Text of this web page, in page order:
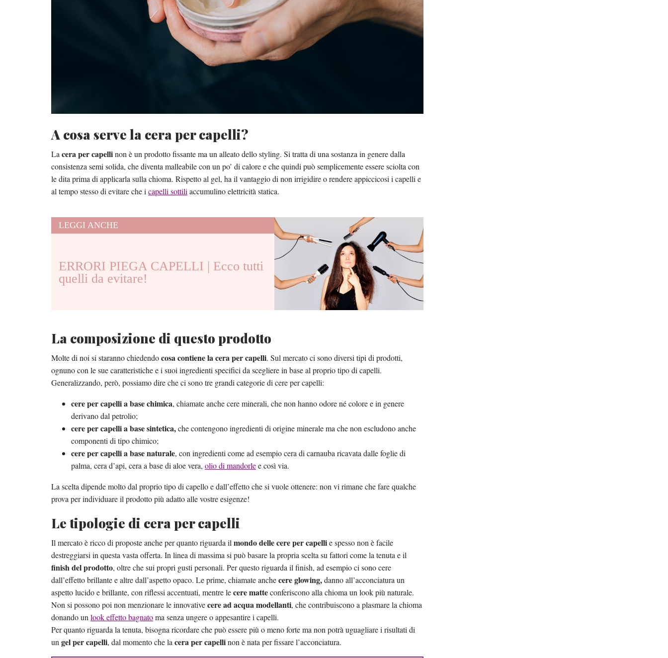
A cosa serve la cera per capelli?
La cera per capellinon è un prodotto fissante ma un alleato dello styling. Si tratta di una sostanza in genere dalla
consistenza semi solida, che diventa malleabile con un po’ di calore e che quindi può semplicemente essere sciolta con
le dita prima di applicarla sulla chioma. Rispetto al gel, ha il vantaggio di non irrigidire o rendere appiccicosi i capelli e
al tempo stesso di evitare che i capelli sottili accumulino elettricità statica.
LEGGI ANCHE
ERRORI PIEGA CAPELLI | Ecco tutti
quelli da evitare!
La composizione di questo prodotto
Molte di noi si staranno chiedendocosa contiene la cera per capelli. Sul mercato ci sono diversi tipi di prodotti,
ognuno con le sue caratteristiche e i suoi ingredienti specifici da scegliere in base al proprio tipo di capelli.
Generalizzando, però, possiamo dire che ci sono tre grandi categorie di cere per capelli:
cere per capelli a base chimica, chiamate anche cere minerali, che non hanno odore né colore e in genere
derivano dal petrolio;
cere per capelli a base sintetica,che contengono ingredienti di origine minerale ma che non escludono anche
componenti di tipo chimico;
cere per capelli a base naturale, con ingredienti come ad esempio cera di carnauba ricavata dalle foglie di
palma, cera d’api, cera a base di aloe vera, olio di mandorlee così via.
La scelta dipende molto dal proprio tipo di capello e dall’effetto che si vuole ottenere: non vi rimane che fare qualche
prova per individuare il prodotto più adatto alle vostre esigenze!
Le tipologie di cera per capelli
Il mercato è ricco di proposte anche per quanto riguarda il mondo delle cere per capellie spesso non è facile
destreggiarsi in questa vasta offerta. In linea di massima si può basare la propria scelta su fattori come la tenuta e il
finish del prodotto, oltre che sui propri gusti personali. Per questo riguarda il finish, ad esempio ci sono cere
dall’effetto brillante e altre dall’aspetto opaco. Le prime, chiamate anchecere glowing,danno all’acconciatura un
aspetto lucido e brillante, con riflessi accentuati, mentre lecere matteconferiscono alla chioma un look più naturale.
Non si possono poi non menzionare le innovativecere ad acqua modellanti, che contribuiscono a plasmare la chioma
donando un look effetto bagnatoma senza ungere o appesantire i capelli.
Per quanto riguarda la tenuta, bisogna ricordare che può essere più o meno forte ma non potrà uguagliare i risultati di
un gel per capelli, dal momento che la cera per capellinon è nata per fissare l’acconciatura.